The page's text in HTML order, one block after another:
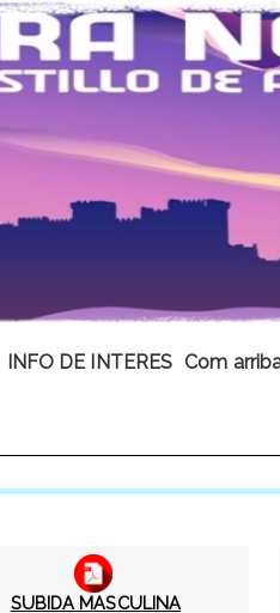
INFO DE INTERES Com
SUBIDA MASCULINA